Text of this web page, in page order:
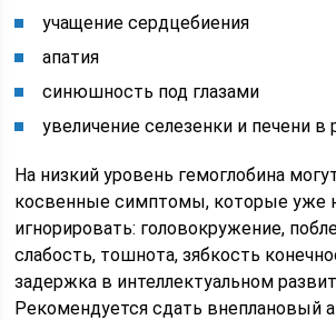
учащение сердцебиения
апатия
синюшность под глазами
увеличение селезенки и печени в
На низкий уровень гемоглобина
косвенные симптомы, которые уже
игнорировать: головокружение,
слабость, тошнота, зябкость
задержка в интеллектуальном
Рекомендуется сдать внеплановый